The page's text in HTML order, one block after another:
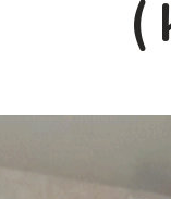
(